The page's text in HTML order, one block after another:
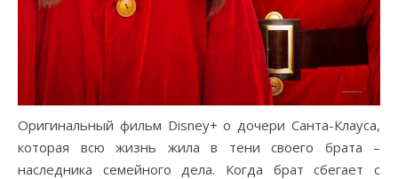
Оригинальный фильм Disney+ о дочери Санта-Клауса,
которая всю жизнь жила в тени своего брата –
наследника семейного дела. Когда брат сбегает с